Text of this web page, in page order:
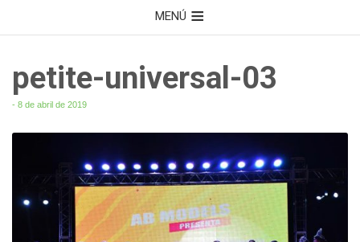
MENÚ
petite-universal-03
- 8 de abril de 2019